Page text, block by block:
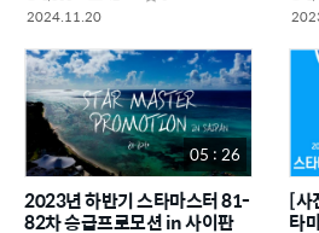
2024.11.20
05 : 26
2023년 하반기 스타마스터 81-
82차 승급프로모션 in 사이판
[사
타